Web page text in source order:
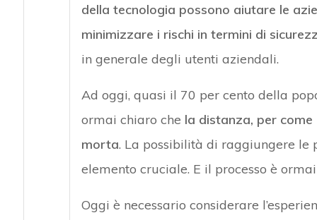
della tecnologia possono aiutare le
minimizzare i rischi in termini di
in generale degli utenti aziendali.
Ad oggi, quasi il 70 per cento della
ormai chiaro che la distanza, per
morta. La possibilità di raggiungere le
elemento cruciale. E il processo è
Oggi è necessario considerare